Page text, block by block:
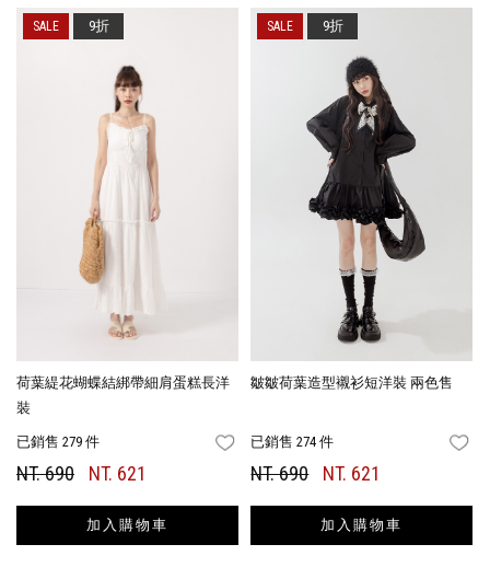
荷葉緹花蝴蝶結綁帶細肩蛋糕長洋
裝
已銷售 279 件 FAVORITES
NT. 690 NT. 621
加入購物車
9折
皺皺荷葉造型襯衫短洋裝 兩色售
已銷售 274 件
NT. 690 NT. 621
加入購物車
9折